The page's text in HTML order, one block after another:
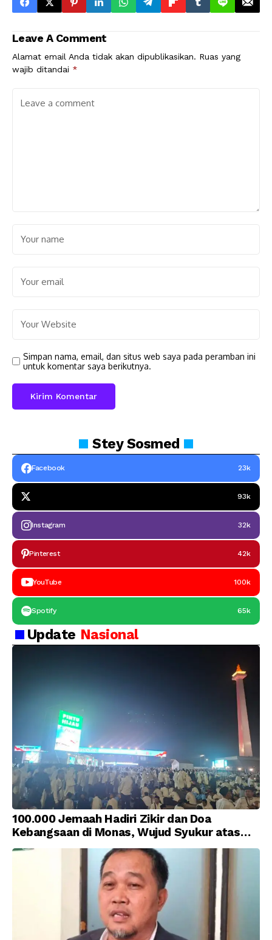
Leave A Comment
Alamat email Anda tidak akan dipublikasikan. Ruas yang
wajib ditandai *
Simpan nama, email, dan situs web saya pada peramban ini
untuk komentar saya berikutnya.
SteySosmed
Facebook 23k
93k
Instagram 32k
Pinterest 42k
YouTube 100k
Spotify 65k
Update Nasional
100.000 Jemaah Hadiri Zikir dan Doa
Kebangsaan di Monas, Wujud Syukur atas
Kemerdekaan Indonesia